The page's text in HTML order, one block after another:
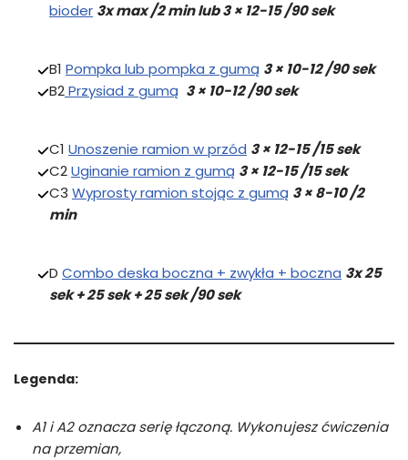
bioder 3x max /2 min lub 3 × 12-15 /90 sek
B1 Pompka lub pompka z gumą 3 × 10-12 /90 sek
B2Przysiad z gumą 3 × 10-12 /90 sek
C1 Unoszenie ramion w przód 3 × 12-15 /15 sek
C2Uginanie ramion z gumą 3 × 12-15 /15 sek
C3 Wyprosty ramion stojąc z gumą 3 × 8-10 /2
min
D Combo deska boczna + zwykła + boczna 3x 25
sek + 25 sek + 25 sek /90 sek
Legenda:
A1 i A2 oznacza serię łączoną. Wykonujesz ćwiczenia
na przemian,